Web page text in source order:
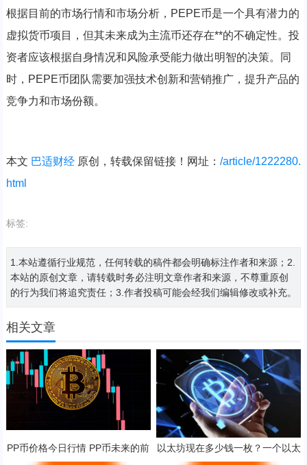
根据目前的市场行情和市场分析，PEPE币是一个具有潜力的
虚拟货币项目，但其未来成为主流币还存在**的不确定性。投
资者应该根据自身情况和风险承受能力做出明智的决策。同
时，PEPE币团队需要加强技术创新和营销推广，提升产品的
竞争力和市场份额。
本文 巴适财经原创，转载保留链接！网址： /article/1222280.
html
标签:
1.本站遵循行业规范，任何转载的稿件都会明确标注作者和来源；2.
本站的原创文章，请转载时务必注明文章作者和来源，不尊重原创
的行为我们将追究责任；3.作者投稿可能会经我们编辑修改或补充。
相关文章
PP币价格今日行情 PP币未来的前
景展望
以太坊现在多少钱一枚？一个以太
坊币值多少人民币？